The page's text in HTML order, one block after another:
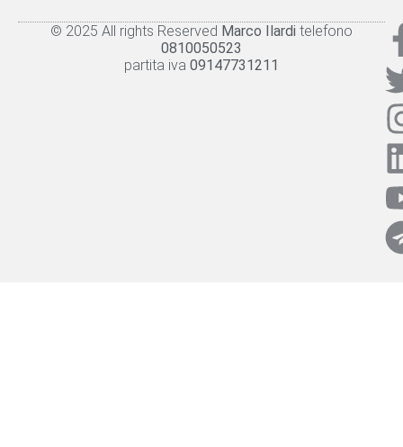
© 2025 All rights Reserved Marco Ilardi telefono
0810050523
partita iva 09147731211